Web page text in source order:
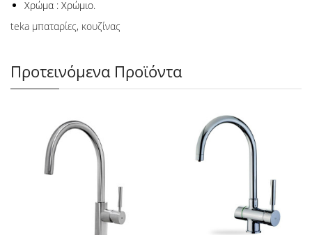
Χρώμα : Χρώμιο.
teka μπαταρίες, κουζίνας
Προτεινόμενα Προϊόντα